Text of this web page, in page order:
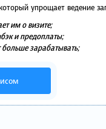
упрощает ведение
им о визите;
и предоплаты;
зарабатывать;